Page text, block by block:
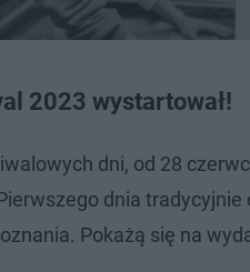
2023 wystartował!
dni, od 28
dnia
Pokażą się na